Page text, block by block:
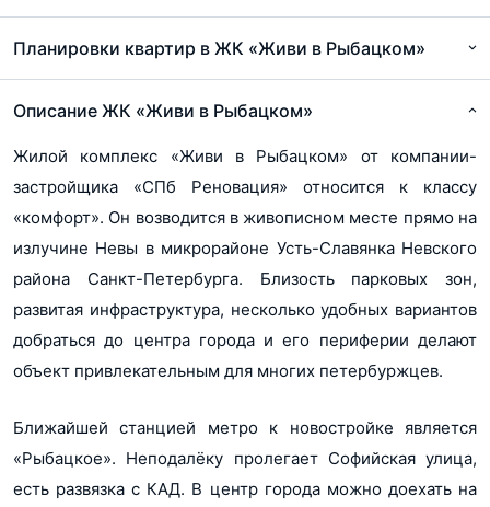
к.23
pdf, 3.1Мб
Проектная декларация ЖК Живи в Рыбацком 2 очередь
pdf, 3.1Мб
Проектная декларация ЖК Живи в Рыбацком 2 очередь
к.28
pdf, 3.1Мб
pdf, 2.7Мб
Проектная декларация ЖК Живи в Рыбацком к.34
Проектная декларация ЖК Живи в Рыбацком к.35
pdf, 3Мб
ПД ЖК Живи в Рыбацком уч.9 0от 30.08.2018
Планировки квартир в ЖК «Живи в Рыбацком»
Описание ЖК «Живи в Рыбацком»
Жилой комплекс «Живи в Рыбацком» от компании-
застройщика «СПб Реновация» относится к классу
«комфорт». Он возводится в живописном месте прямо на
излучине Невы в микрорайоне Усть-Славянка Невского
района Санкт-Петербурга. Близость парковых зон,
развитая инфраструктура, несколько удобных вариантов
добраться до центра города и его периферии делают
объект привлекательным для многих петербуржцев.
Ближайшей станцией метро к новостройке является
«Рыбацкое». Неподалёку пролегает Софийская улица,
есть развязка с КАД. В центр города можно доехать на